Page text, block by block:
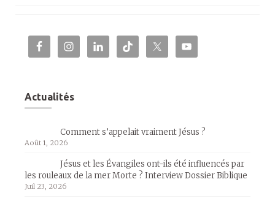
Actualités
Comment s’appelait vraiment Jésus ?
Août 1, 2026
Jésus et les Évangiles ont-ils été influencés par
les rouleaux de la mer Morte ? Interview Dossier Biblique
Juil 23, 2026